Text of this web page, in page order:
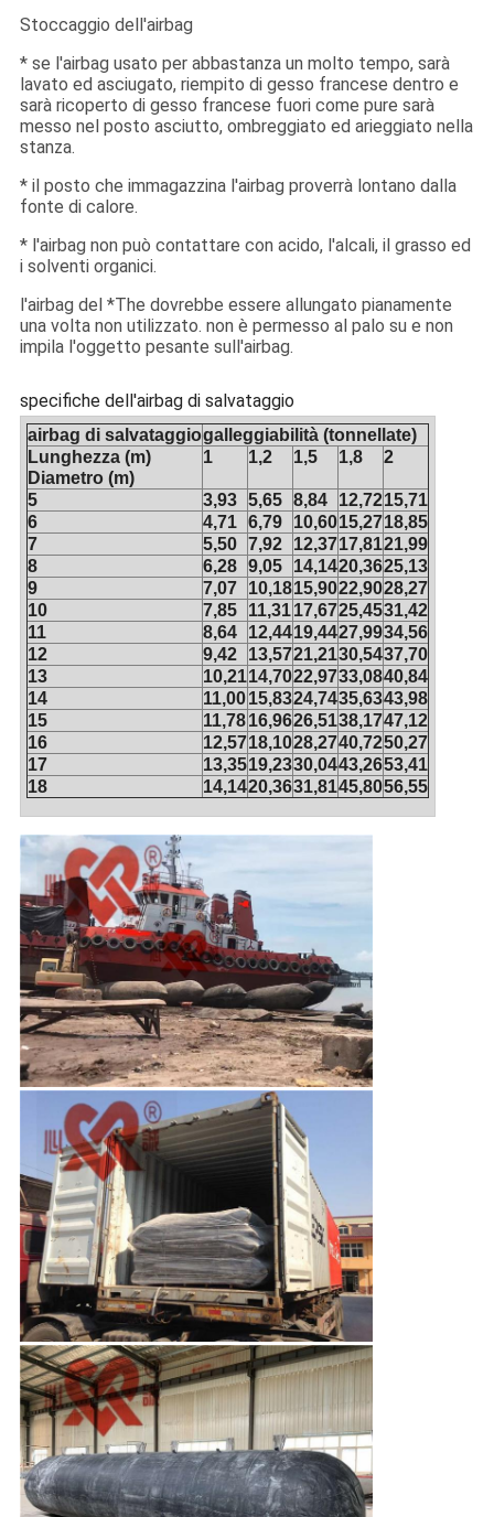
Stoccaggio dell'airbag
* se l'airbag usato per abbastanza un molto tempo, sarà
lavato ed asciugato, riempito di gesso francese dentro e
sarà ricoperto di gesso francese fuori come pure sarà
messo nel posto asciutto, ombreggiato ed arieggiato nella
stanza.
* il posto che immagazzina l'airbag proverrà lontano dalla
fonte di calore.
* l'airbag non può contattare con acido, l'alcali, il grasso ed
i solventi organici.
l'airbag del *The dovrebbe essere allungato pianamente
una volta non utilizzato. non è permesso al palo su e non
impila l'oggetto pesante sull'airbag.
specifiche dell'airbag di salvataggio
airbag di salvataggiogalleggiabilità (tonnellate)
Lunghezza (m)
Diametro (m)
1 1,2 1,5 1,8 2
5 3,93 5,65 8,84 12,7215,71
6
4,71 6,79 10,6015,2718,85
7
5,50 7,92 12,3717,8121,99
8
6,28 9,05 14,1420,3625,13
9
7,07 10,1815,9022,9028,27
10
7,85 11,3117,6725,4531,42
11
8,64 12,4419,4427,9934,56
12
9,42 13,5721,2130,5437,70
13
10,2114,7022,9733,0840,84
14
11,0015,8324,7435,6343,98
15
11,7816,9626,5138,1747,12
16
12,5718,1028,2740,7250,27
17
13,3519,2330,0443,2653,41
18
14,1420,3631,8145,8056,55